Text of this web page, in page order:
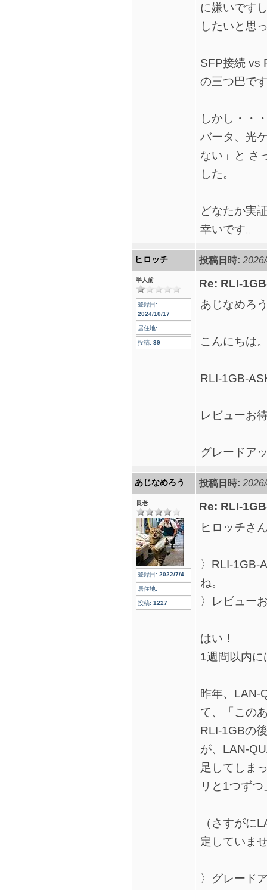
に嫌いです
したいと思
SFP接続 vs
の三つ巴で
しかし・・
バータ、光
ない」と さ
した。
どなたか実
幸いです。
ヒロッチ 投稿日時:
半人前
登録日:
2024/10/17
居住地:
投稿: 39
Re: RLI-
あじなめろ
こんにちは
RLI-1GB-
レビューお
グレードア
あじなめろう 投稿日時:
長老
登録日: 2022/7/4
居住地:
投稿: 1227
Re: RLI-
ヒロッチさ
〉RLI-1GB-
ね。
〉レビュー
はい！
1週間以内
昨年、LAN-
て、「この
RLI-1GBの
が、LAN-
足してしま
リと1つず
（さすがに
定していま
〉グレード